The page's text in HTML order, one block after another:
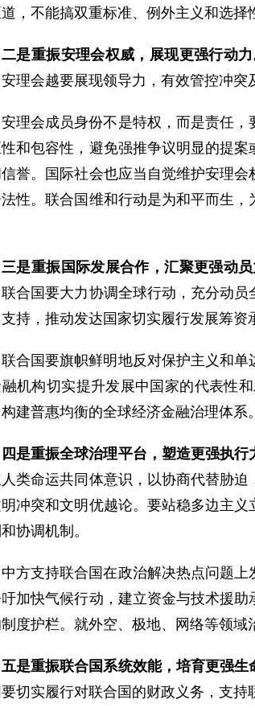
，不能搞双重标准、例外主义和选择
二是重振安理会权威，展现更强行动力
理会越要展现领导力，有效管控冲突
安理会成员身份不是特权，而是责任，
和包容性，避免强推争议明显的提
誉。国际社会也应当自觉维护安理
性。联合国维和行动是为和平而生
三是重振国际发展合作，汇聚更强动
联合国要大力协调全球行动，充分动
持，推动发达国家切实履行发展筹资
联合国要旗帜鲜明地反对保护主义和
机构切实提升发展中国家的代表性
建普惠均衡的全球经济金融治理体系。
四是重振全球治理平台，塑造更强执行
类命运共同体意识，以协商代替胁
冲突和文明优越论。要站稳多边主
协调机制。
中方支持联合国在政治解决热点问题
加快气候行动，建立资金与技术援
度护栏。就外空、极地、网络等领域
五是重振联合国系统效能，培育更强生
要切实履行对联合国的财政义务，支